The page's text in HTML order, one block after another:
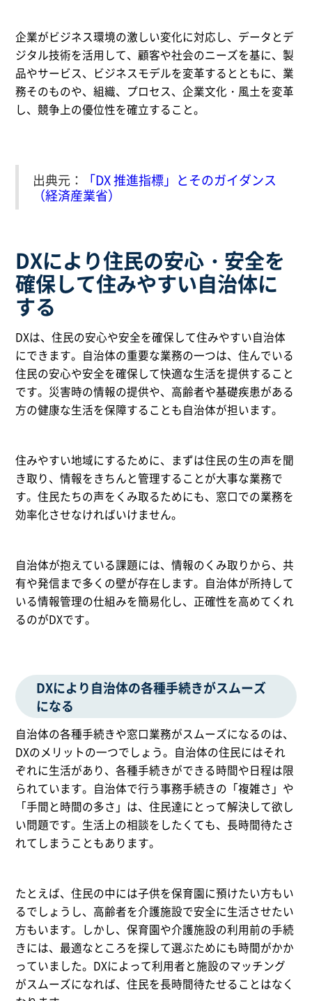
企業がビジネス環境の激しい変化に対応し、データとデ
ジタル技術を活用して、顧客や社会のニーズを基に、製
品やサービス、ビジネスモデルを変革するとともに、業
務そのものや、組織、プロセス、企業文化・風土を変革
し、競争上の優位性を確立すること。
出典元：
「DX 推進指標」とそのガイダンス
（経済産業省）
DXにより住民の安心・安全を
確保して住みやすい自治体に
する
DXは、住民の安心や安全を確保して住みやすい自治体
にできます。自治体の重要な業務の一つは、住んでいる
住民の安心や安全を確保して快適な生活を提供すること
です。災害時の情報の提供や、高齢者や基礎疾患がある
方の健康な生活を保障することも自治体が担います。
住みやすい地域にするために、まずは住民の生の声を聞
き取り、情報をきちんと管理することが大事な業務で
す。住民たちの声をくみ取るためにも、窓口での業務を
効率化させなければいけません。
自治体が抱えている課題には、情報のくみ取りから、共
有や発信まで多くの壁が存在します。自治体が所持して
いる情報管理の仕組みを簡易化し、正確性を高めてくれ
るのがDXです。
DXにより自治体の各種手続きがスムーズ
になる
自治体の各種手続きや窓口業務がスムーズになるのは、
DXのメリットの一つでしょう。自治体の住民にはそれ
ぞれに生活があり、各種手続きができる時間や日程は限
られています。自治体で行う事務手続きの「複雑さ」や
「手間と時間の多さ」は、住民達にとって解決して欲し
い問題です。生活上の相談をしたくても、長時間待たさ
れてしまうこともあります。
たとえば、住民の中には子供を保育園に預けたい方もい
るでしょうし、高齢者を介護施設で安全に生活させたい
方もいます。しかし、保育園や介護施設の利用前の手続
きには、最適なところを探して選ぶためにも時間がかか
っていました。DXによって利用者と施設のマッチング
がスムーズになれば、住民を長時間待たせることはなく